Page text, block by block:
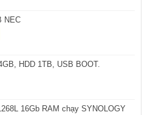
là:
NEC
HDD 1TB, USB BOOT.
16Gb RAM chạy SYNOLOGY